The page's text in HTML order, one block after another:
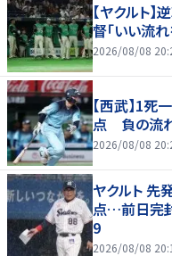
【ヤクルト
督「いい流
2026/08/08
【西武】1死
点 負の流
2026/08/08
ヤクルト 先
点…前日完
9
2026/08/08